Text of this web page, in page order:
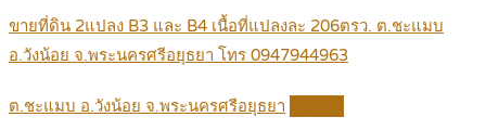
ขายที่ดิน 2แปลง B3 และ B4 เนื้อที่แปลงละ 206ตรว. ต.ชะแมบ
อ.วังน้อย จ.พระนครศรีอยุธยา โทร 0947944963
ต.ชะแมบ อ.วังน้อย จ.พระนครศรีอยุธยา